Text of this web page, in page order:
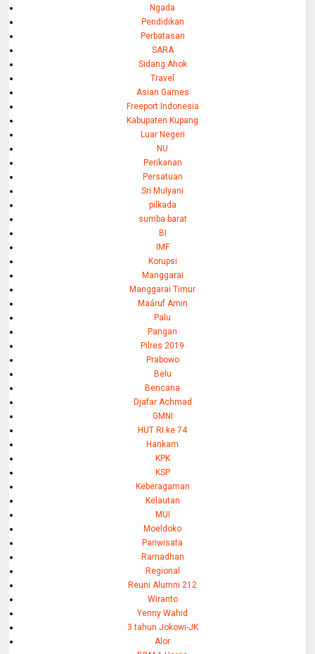
Ngada
Pendidikan
Perbatasan
SARA
Sidang Ahok
Travel
Asian Games
Freeport Indonesia
Kabupaten Kupang
Luar Negeri
NU
Perikanan
Persatuan
Sri Mulyani
pilkada
sumba barat
BI
IMF
Korupsi
Manggarai
Manggarai Timur
Maáruf Amin
Palu
Pangan
Pilres 2019
Prabowo
Belu
Bencana
Djafar Achmad
GMNI
HUT RI ke 74
Hankam
KPK
KSP
Keberagaman
Kelautan
MUI
Moeldoko
Pariwisata
Ramadhan
Regional
Reuni Alumni 212
Wiranto
Yenny Wahid
3 tahun Jokowi-JK
Alor